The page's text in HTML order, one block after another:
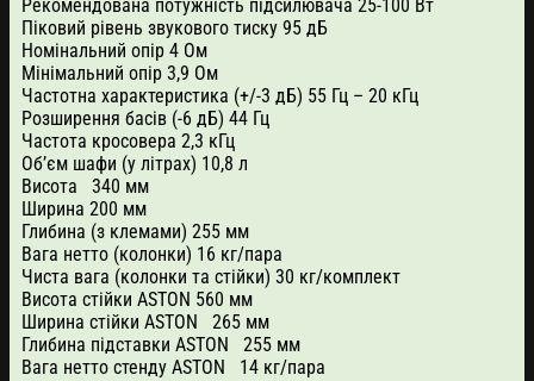
Рекомендована потужність підсилювача 25-100 Вт
Піковий рівень звукового тиску 95 дБ
Номінальний опір 4 Ом
Мінімальний опір 3,9 Ом
Частотна характеристика (+/-3 дБ) 55 Гц – 20 кГц
Розширення басів (-6 дБ) 44 Гц
Частота кросовера 2,3 кГц
Об’єм шафи (у літрах) 10,8 л
Висота 340 мм
Ширина 200 мм
Глибина (з клемами) 255 мм
Вага нетто (колонки) 16 кг/пара
Чиста вага (колонки та стійки) 30 кг/комплект
Висота стійки ASTON 560 мм
Ширина стійки ASTON 265 мм
Глибина підставки ASTON 255 мм
Вага нетто стенду ASTON 14 кг/пара